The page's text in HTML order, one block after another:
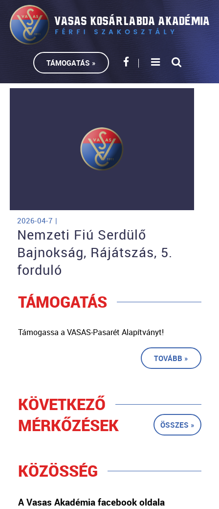
TÁMOGATÁS »
2026-04-7 |
Nemzeti Fiú Serdülő
Bajnokság, Rájátszás, 5.
forduló
TÁMOGATÁS
Támogassa a VASAS-Pasarét Alapítványt!
TOVÁBB »
KÖVETKEZŐ
MÉRKŐZÉSEK
ÖSSZES »
KÖZÖSSÉG
A Vasas Akadémia facebook oldala